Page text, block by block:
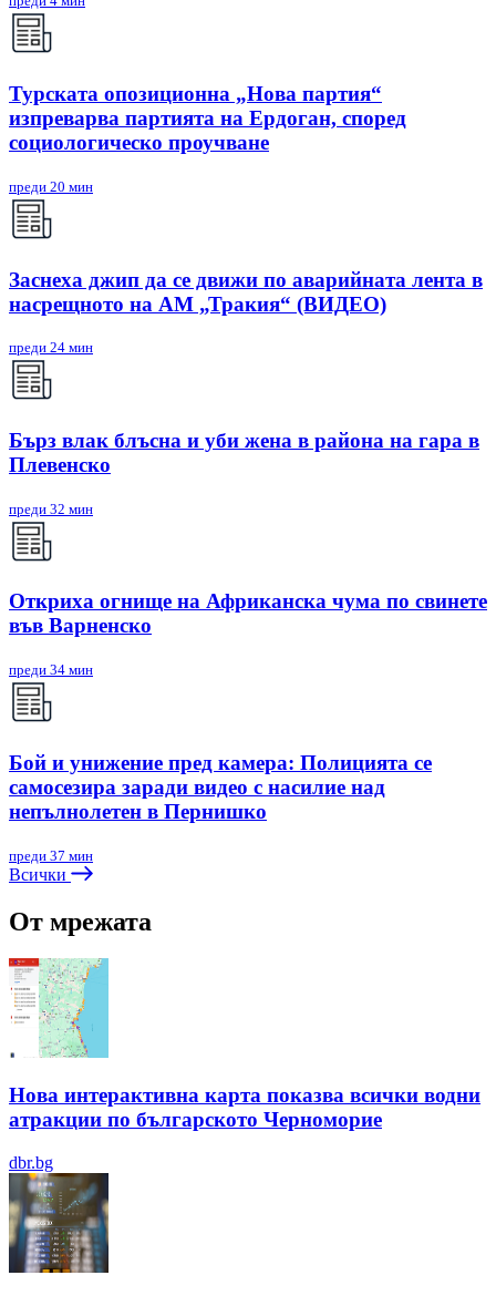
Турската опозиционна „Нова партия“
изпреварва партията на Ердоган, според
социологическо проучване
преди 20 мин
Заснеха джип да се движи по аварийната лента в
насрещното на АМ „Тракия“ (ВИДЕО)
преди 24 мин
Бърз влак блъсна и уби жена в района на гара в
Плевенско
преди 32 мин
Откриха огнище на Африканска чума по свинете
във Варненско
преди 34 мин
Бой и унижение пред камера: Полицията се
самосезира заради видео с насилие над
непълнолетен в Пернишко
преди 37 мин
Всички
От мрежата
Нова интерактивна карта показва всички водни
атракции по българското Черноморие
dbr.bg